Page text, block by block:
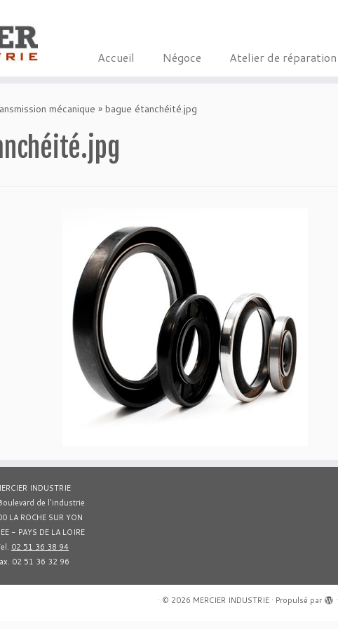
Accueil Négoce Atelier de réparation
mécanique » bague étanchéité.jpg
INDUSTRIE
de l'industrie
LA ROCHE SUR YON
- PAYS DE LA LOIRE
02 51 36 38 94
02 51 36 32 96
· © 2026 MERCIER INDUSTRIE· Propulsé par ·